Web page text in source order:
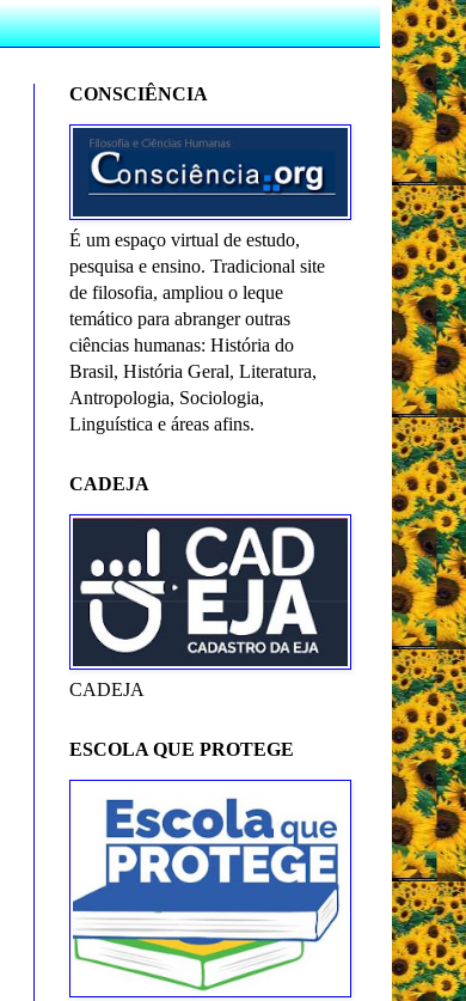
CONSCIÊNCIA
É um espaço virtual de estudo,
pesquisa e ensino. Tradicional site
de filosofia, ampliou o leque
temático para abranger outras
ciências humanas: História do
Brasil, História Geral, Literatura,
Antropologia, Sociologia,
Linguística e áreas afins.
CADEJA
CADEJA
ESCOLA QUE PROTEGE